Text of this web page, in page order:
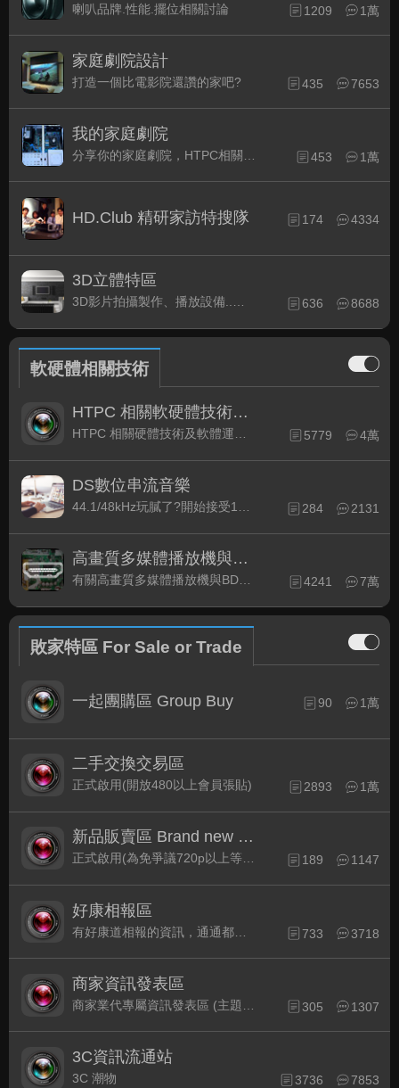
喇叭品牌.性能.擺位相關討論 1209 1萬
家庭劇院設計
打造一個比電影院還讚的家吧? 435 7653
我的家庭劇院
453 1萬
HD.Club 精研家訪特搜隊 174 4334
3D立體特區
3D影片拍攝製作、播放設備..等相關討論 636 8688
軟硬體相關技術
HTPC 相關軟硬體技術及運用
5779 4萬
DS數位串流音樂
284 2131
高畫質多媒體播放機與BD討論區
有關高畫質多媒體播放機與BD相關討論區 4241 7萬
敗家特區 For Sale or Trade
一起團購區 Group Buy 90 1萬
二手交換交易區
正式啟用(開放480以上會員張貼) 2893 1萬
新品販賣區 Brand new Plaza
正式啟用(為免爭議720p以上等級發表限定) 189 1147
好康相報區
733 3718
商家資訊發表區
305 1307
3C資訊流通站
3C 潮物 3736 7853